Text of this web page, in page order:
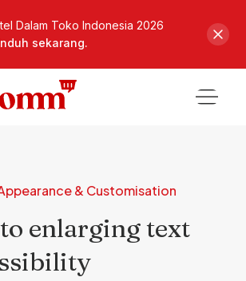
Dalam Toko Indonesia 2026
sekarang.
& Customisation
enlarging text